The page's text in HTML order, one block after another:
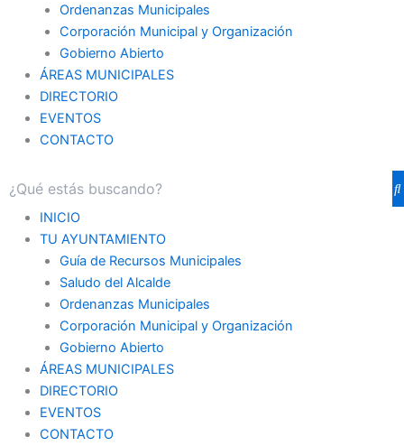
Ordenanzas Municipales
Corporación Municipal y Organización
Gobierno Abierto
ÁREAS MUNICIPALES
DIRECTORIO
EVENTOS
CONTACTO
INICIO
TU AYUNTAMIENTO
Guía de Recursos Municipales
Saludo del Alcalde
Ordenanzas Municipales
Corporación Municipal y Organización
Gobierno Abierto
ÁREAS MUNICIPALES
DIRECTORIO
EVENTOS
CONTACTO